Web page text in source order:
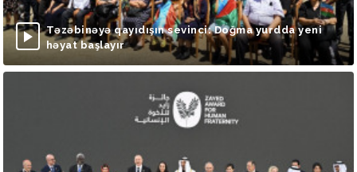
Təzəbinəyə qayıdışın sevinci: Doğma yurdda yeni
həyat başlayır